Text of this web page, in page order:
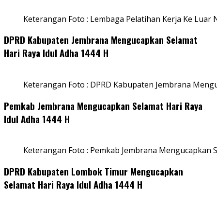
Keterangan Foto : Lembaga Pelatihan Kerja Ke Luar
DPRD Kabupaten Jembrana Mengucapkan Selamat
Hari Raya Idul Adha 1444 H
Keterangan Foto : DPRD Kabupaten Jembrana
Pemkab Jembrana Mengucapkan Selamat Hari Raya
Idul Adha 1444 H
Keterangan Foto : Pemkab Jembrana Mengucapkan
DPRD Kabupaten Lombok Timur Mengucapkan
Selamat Hari Raya Idul Adha 1444 H